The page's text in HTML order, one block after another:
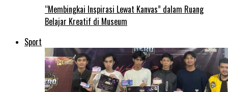
“Membingkai Inspirasi Lewat Kanvas” dalam Ruang
Belajar Kreatif di Museum
Sport